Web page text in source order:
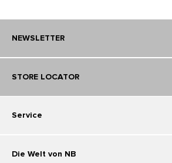
NEWSLETTER
STORE LOCATOR
Service
Die Welt von NB